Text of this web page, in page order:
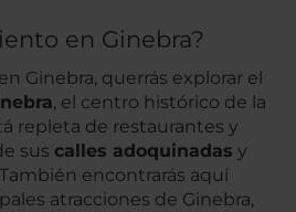
en Ginebra?
Ginebra, querrás explorar el
, el centro histórico de la
repleta de restaurantes y
sus calles adoquinadas y
encontrarás aquí
atracciones de Ginebra,